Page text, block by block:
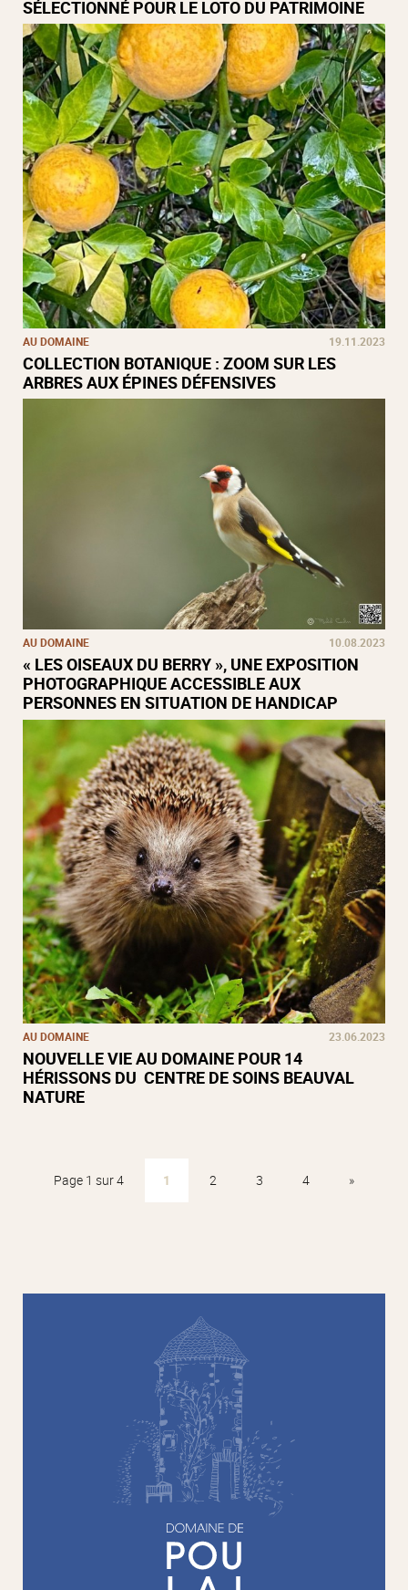
SÉLECTIONNÉ POUR LE LOTO DU PATRIMOINE
AU DOMAINE 19.11.2023
COLLECTION BOTANIQUE : ZOOM SUR LES
ARBRES AUX ÉPINES DÉFENSIVES
AU DOMAINE 10.08.2023
« LES OISEAUX DU BERRY », UNE EXPOSITION
PHOTOGRAPHIQUE ACCESSIBLE AUX
PERSONNES EN SITUATION DE HANDICAP
AU DOMAINE 23.06.2023
NOUVELLE VIE AU DOMAINE POUR 14
HÉRISSONS DU CENTRE DE SOINS BEAUVAL
NATURE
Page 1 sur 4 1 2 3 4 »